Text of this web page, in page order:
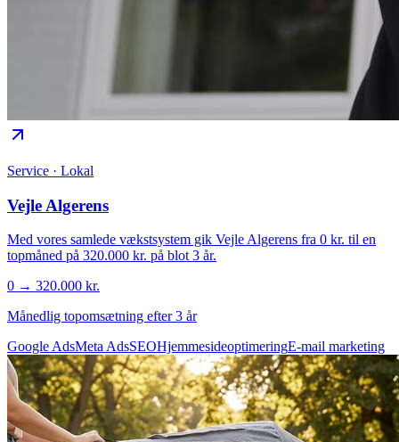
Service · Lokal
Vejle Algerens
Med vores samlede vækstsystem gik Vejle Algerens fra 0 kr. til en
topmåned på 320.000 kr. på blot 3 år.
0 → 320.000 kr.
Månedlig topomsætning efter 3 år
Google AdsMeta AdsSEOHjemmesideoptimeringE-mail marketing